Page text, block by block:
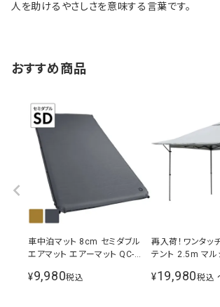
人を助けるやさしさを意味する言葉です。
おすすめ商品
車中泊マット 8cm セミダブル
エアマット エアーマット QC-
¥9,980税込
再入荷！ワンタッ
テント 2.5m マル
べるサイドシート
¥19,980税込